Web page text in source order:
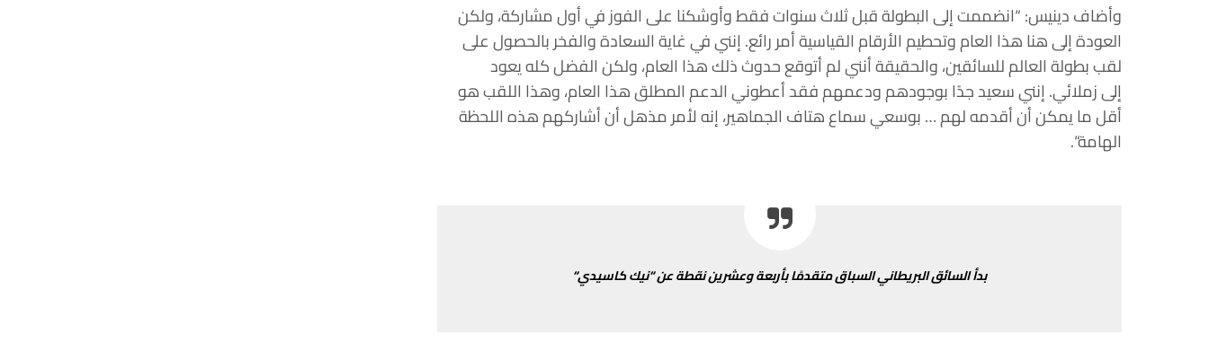
وأضافدينيس: “انضممتإلىالبطولةقبلثلاثسنواتفقطوأوشكنا علىالفوزفيأولمشاركة،ولكن
العودةإلىهناهذا العاموتحطيمالأرقامالقياسية أمررائع.إننيفيغايةالسعادةوالفخربالحصولعلى
لقببطولةالعالمللسائقين،والحقيقةأننيلمأتوقعحدوثذلكهذا العام،ولكنالفضلكلهيعود
إلىزملائي.إننيسعيدجدًابوجودهمودعمهمفقدأعطونيالدعمالمطلقهذا العام،وهذا اللقبهو
أقلمايمكنأنأقدمهلهم…بوسعيسماعهتاف الجماهير،إنهلأمرمذهلأنأشاركهمهذهاللحظة
الهامة“.
بدأالسائقالبريطانيالسباقمتقدمًابأربعةوعشريننقطةعن“نيككاسيدي“